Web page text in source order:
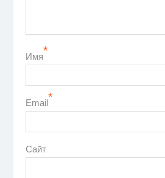
Имя*
Email*
Сайт